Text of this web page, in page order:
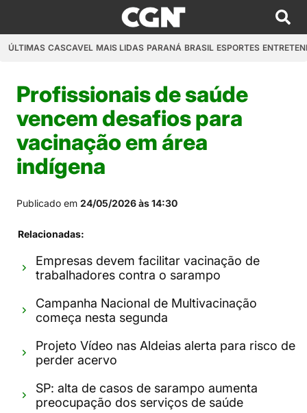
ÚLTIMAS CASCAVEL MAIS LIDAS PARANÁ BRASIL ESPORTES
Profissionais de saúde
vencem desafios para
vacinação em área
indígena
Publicado em 24/05/2026 às 14:30
Relacionadas:
Empresas devem facilitar vacinação de
trabalhadores contra o sarampo
Campanha Nacional de Multivacinação
começa nesta segunda
Projeto Vídeo nas Aldeias alerta para risco de
perder acervo
SP: alta de casos de sarampo aumenta
preocupação dos serviços de saúde